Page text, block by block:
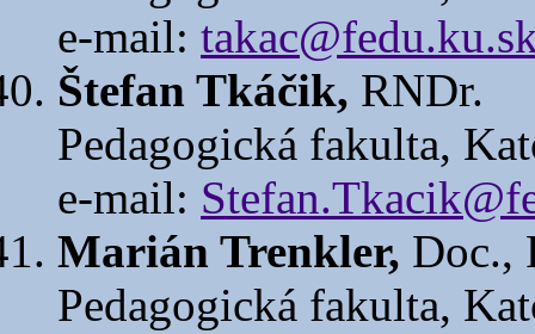
e-mail:
Štefan Tkáčik, RNDr.
Pedagogická fakulta,
e-mail:
Marián Trenkler, Doc.,
Pedagogická fakulta,